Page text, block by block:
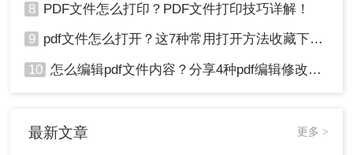
8 PDF文件怎么打印？PDF文件打印技巧详解！
9 pdf文件怎么打开？这7种常用打开方法收藏下来！
10 怎么编辑pdf文件内容？分享4种pdf编辑修改方法！
最新文章 更多 >